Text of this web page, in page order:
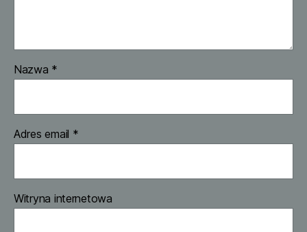
Nazwa *
Adres email *
Witryna internetowa